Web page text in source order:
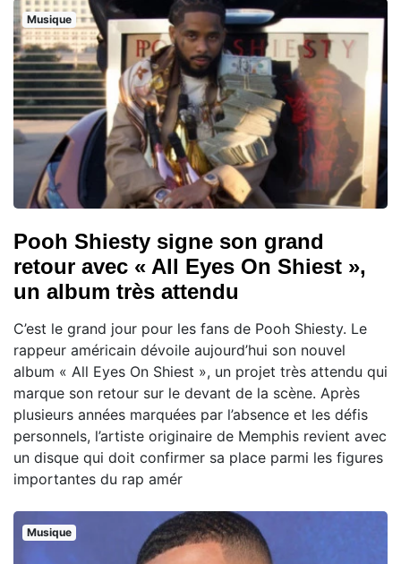
Musique
Pooh Shiesty signe son grand
retour avec « All Eyes On Shiest »,
un album très attendu
C’est le grand jour pour les fans de Pooh Shiesty. Le
rappeur américain dévoile aujourd’hui son nouvel
album « All Eyes On Shiest », un projet très attendu qui
marque son retour sur le devant de la scène. Après
plusieurs années marquées par l’absence et les défis
personnels, l’artiste originaire de Memphis revient avec
un disque qui doit confirmer sa place parmi les figures
importantes du rap amér
Musique